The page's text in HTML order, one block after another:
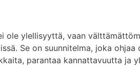
ole ylellisyyttä, vaan
Se on suunnitelma, joka
parantaa kannattavuutta ja